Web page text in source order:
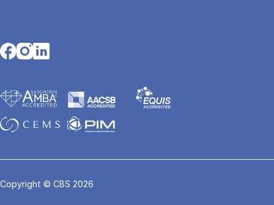
Opens in a new tab
Opens in a new tab
Opens in a new tab
Copyright © CBS 2026